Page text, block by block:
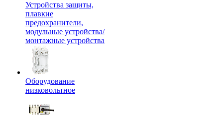
Устройства защиты,
плавкие
предохранители,
модульные устройства/
монтажные устройства
Оборудование
низковольтное